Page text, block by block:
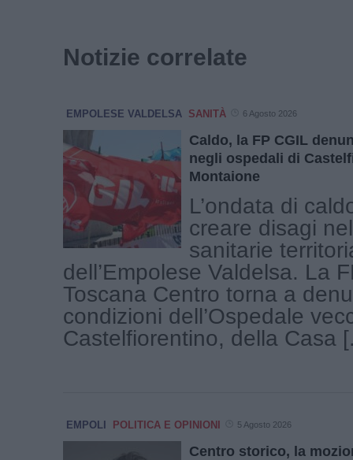
Notizie correlate
EMPOLESE VALDELSA SANITÀ 6 Agosto 2026
Caldo, la FP CGIL
negli ospedali di
Montaione
L’ondata di
creare disagi
sanitarie
dell’Empolese Valdelsa. La
Toscana Centro torna a
condizioni dell’Ospedale
Castelfiorentino, della Casa
EMPOLI POLITICA E OPINIONI 5 Agosto 2026
Centro storico, la